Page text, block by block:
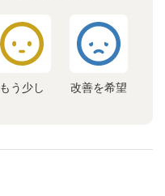
もう少し 改善を希望